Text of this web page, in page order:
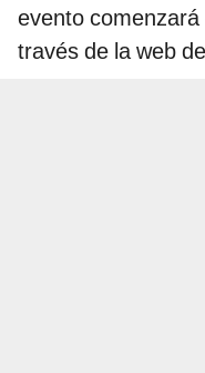
evento
través de la web